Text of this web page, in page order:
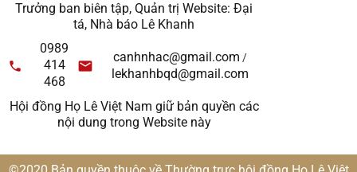
Trưởng ban biên tập, Quản trị Website: Đại
tá, Nhà báo Lê Khanh
0989
414
468
canhnhac@gmail.com /
lekhanhbqd@gmail.com
Hội đồng Họ Lê Việt Nam giữ bản quyền các
nội dung trong Website này